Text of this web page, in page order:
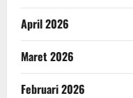
April 2026
Maret 2026
Februari 2026